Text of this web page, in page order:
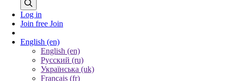
Log in
Join free Join
English (en)
English (en)
Русский (ru)
Українська (uk)
Français (fr)